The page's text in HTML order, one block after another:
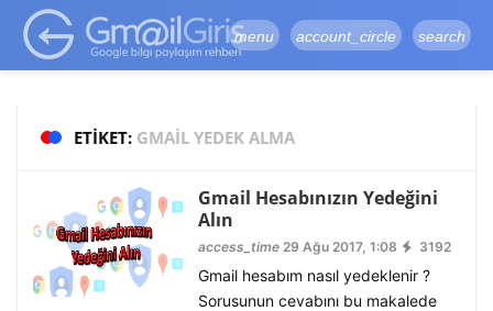
google-site-
verification=vqSI0upH550kabR5X8xpjMYieaXmuBueYgCJBW3uetM
menu account_circle search
ETIKET: GMAIL YEDEK ALMA
Gmail Hesabınızın Yedeğini
Alın
access_time29 Ağu 2017, 1:08 3192
Gmail hesabım nasıl yedeklenir ?
Sorusunun cevabını bu makalede